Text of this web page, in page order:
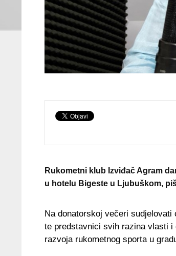
Rukometni klub Izviđač Agram
u hotelu Bigeste u Ljubuškom,
Na donatorskoj večeri
te predstavnici svih razina vlasti i
razvoja rukometnog sporta u